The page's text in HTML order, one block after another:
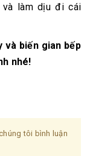
và làm dịu đi cái
và biến gian bếp
nhé!
tôi bình luận